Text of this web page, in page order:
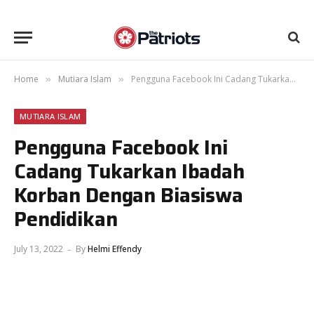
Home » Mutiara Islam » Pengguna Facebook Ini Cadang Tukarkan Ibadah Korban Dengan Biasiswa Pendidikan
MUTIARA ISLAM
Pengguna Facebook Ini
Cadang Tukarkan Ibadah
Korban Dengan Biasiswa
Pendidikan
July 13, 2022 ByHelmi Effendy